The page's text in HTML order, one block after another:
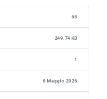
68
249.74 KB
1
8 Maggio 2026